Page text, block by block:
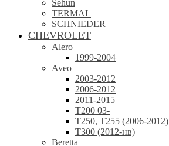
Sehun
TERMAL
SCHNIEDER
CHEVROLET
Alero
1999-2004
Aveo
2003-2012
2006-2012
2011-2015
T200 03-
T250, T255 (2006-2012)
T300 (2012-нв)
Beretta